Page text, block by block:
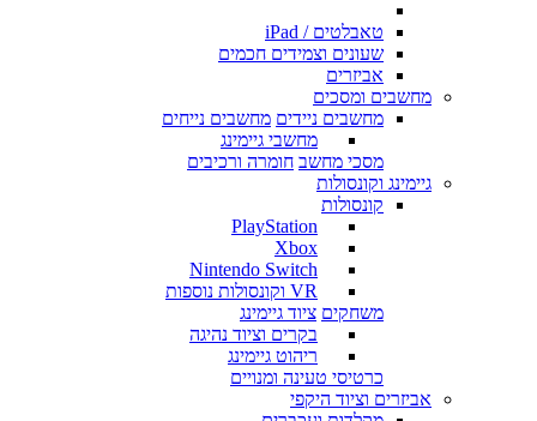
טאבלטים / iPad
שעונים וצמידים חכמים
אביזרים
מחשבים ומסכים
מחשבים ניידים מחשבים נייחים
מחשבי גיימינג
מסכי מחשב חומרה ורכיבים
גיימינג וקונסולות
קונסולות
PlayStation
Xbox
Nintendo Switch
VR וקונסולות נוספות
משחקים ציוד גיימינג
בקרים וציוד נהיגה
ריהוט גיימינג
כרטיסי טעינה ומנויים
אביזרים וציוד היקפי